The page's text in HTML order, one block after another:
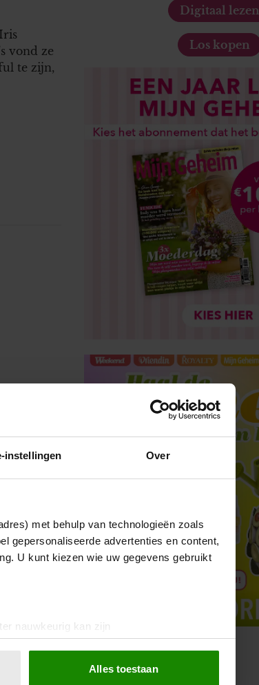
instellingen Over
met behulp van technologieën zoals
gepersonaliseerde advertenties en content,
U kunt kiezen wie uw gegevens gebruikt
nauwkeurig kan zijn
(fingerprinting)
Alles toestaan
vond ze
te zijn,
Digitaal lezen
Los kopen